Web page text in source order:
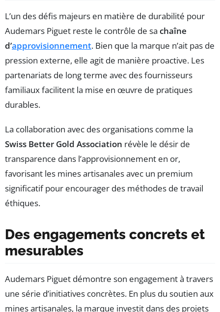
L’un des défis majeurs en matière de durabilité pour
Audemars Piguet reste le contrôle de sa chaîne
d’approvisionnement. Bien que la marque n’ait pas de
pression externe, elle agit de manière proactive. Les
partenariats de long terme avec des fournisseurs
familiaux facilitent la mise en œuvre de pratiques
durables.
La collaboration avec des organisations comme la
Swiss Better Gold Association révèle le désir de
transparence dans l’approvisionnement en or,
favorisant les mines artisanales avec un premium
significatif pour encourager des méthodes de travail
éthiques.
Des engagements concrets et
mesurables
Audemars Piguet démontre son engagement à travers
une série d’initiatives concrètes. En plus du soutien aux
mines artisanales, la marque investit dans des projets